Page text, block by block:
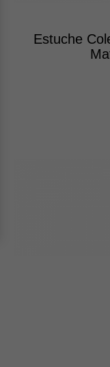
Estuche